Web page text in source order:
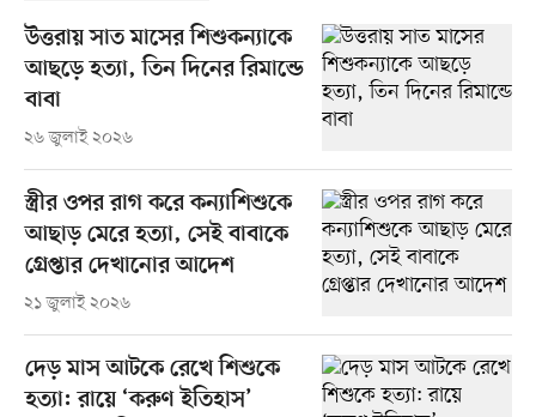
উত্তরায় সাত মাসের শিশুকন্যাকে
আছড়ে হত্যা, তিন দিনের রিমান্ডে
বাবা
২৬ জুলাই ২০২৬
স্ত্রীর ওপর রাগ করে কন্যাশিশুকে
আছাড় মেরে হত্যা, সেই বাবাকে
গ্রেপ্তার দেখানোর আদেশ
২১ জুলাই ২০২৬
দেড় মাস আটকে রেখে শিশুকে
হত্যা: রায়ে ‘করুণ ইতিহাস’